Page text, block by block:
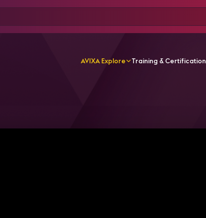
AVIXA Explore Training & Certification